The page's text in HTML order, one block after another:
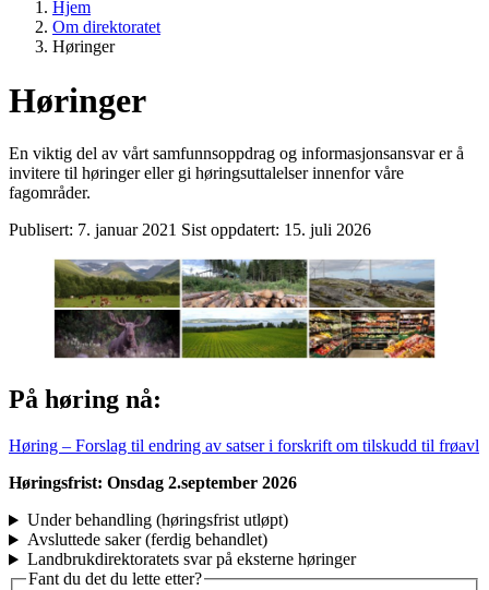
Hjem
Om direktoratet
Høringer
Høringer
En viktig del av vårt samfunnsoppdrag og informasjonsansvar er å
invitere til høringer eller gi høringsuttalelser innenfor våre
fagområder.
Publisert: 7. januar 2021 Sist oppdatert: 15. juli 2026
På høring nå:
Høring – Forslag til endring av satser i forskrift om tilskudd til frøavl
Høringsfrist: Onsdag 2.september 2026
Under behandling (høringsfrist utløpt)
Avsluttede saker (ferdig behandlet)
Landbrukdirektoratets svar på eksterne høringer
Fant du det du lette etter?